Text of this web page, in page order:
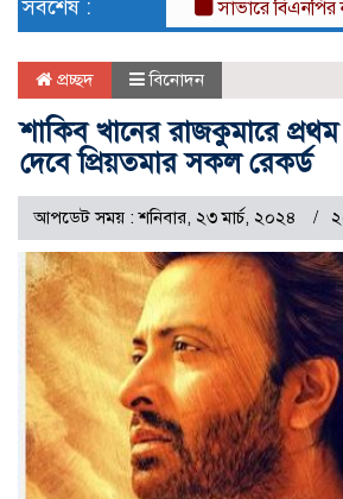
সর্বশেষ : সাভারে বিএনপির নাম
প্রচ্ছদ বিনোদন
শাকিব খানের রাজকুমারে
দেবে প্রিয়তমার সকল রেকর্ড
আপডেট সময় : শনিবার, ২৩ মার্চ, ২০২৪